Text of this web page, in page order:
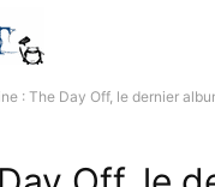
: The Day Off, le dernier